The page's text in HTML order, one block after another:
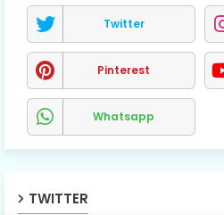
Twitter
Pinterest
Whatsapp
TWITTER